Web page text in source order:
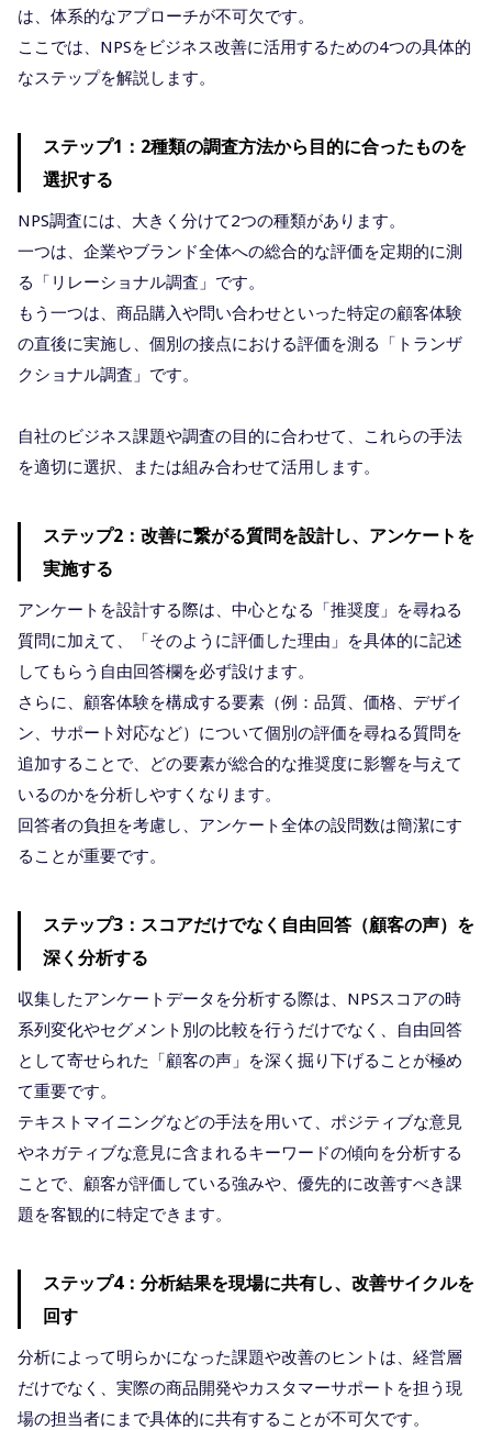
は、体系的なアプローチが不可欠です。
ここでは、NPSをビジネス改善に活用するための4つの具体的
なステップを解説します。
ステップ1：2種類の調査方法から目的に合ったものを
選択する
NPS調査には、大きく分けて2つの種類があります。
一つは、企業やブランド全体への総合的な評価を定期的に測
る「リレーショナル調査」です。
もう一つは、商品購入や問い合わせといった特定の顧客体験
の直後に実施し、個別の接点における評価を測る「トランザ
クショナル調査」です。
自社のビジネス課題や調査の目的に合わせて、これらの手法
を適切に選択、または組み合わせて活用します。
ステップ2：改善に繋がる質問を設計し、アンケートを
実施する
アンケートを設計する際は、中心となる「推奨度」を尋ねる
質問に加えて、「そのように評価した理由」を具体的に記述
してもらう自由回答欄を必ず設けます。
さらに、顧客体験を構成する要素（例：品質、価格、デザイ
ン、サポート対応など）について個別の評価を尋ねる質問を
追加することで、どの要素が総合的な推奨度に影響を与えて
いるのかを分析しやすくなります。
回答者の負担を考慮し、アンケート全体の設問数は簡潔にす
ることが重要です。
ステップ3：スコアだけでなく自由回答（顧客の声）を
深く分析する
収集したアンケートデータを分析する際は、NPSスコアの時
系列変化やセグメント別の比較を行うだけでなく、自由回答
として寄せられた「顧客の声」を深く掘り下げることが極め
て重要です。
テキストマイニングなどの手法を用いて、ポジティブな意見
やネガティブな意見に含まれるキーワードの傾向を分析する
ことで、顧客が評価している強みや、優先的に改善すべき課
題を客観的に特定できます。
ステップ4：分析結果を現場に共有し、改善サイクルを
回す
分析によって明らかになった課題や改善のヒントは、経営層
だけでなく、実際の商品開発やカスタマーサポートを担う現
場の担当者にまで具体的に共有することが不可欠です。